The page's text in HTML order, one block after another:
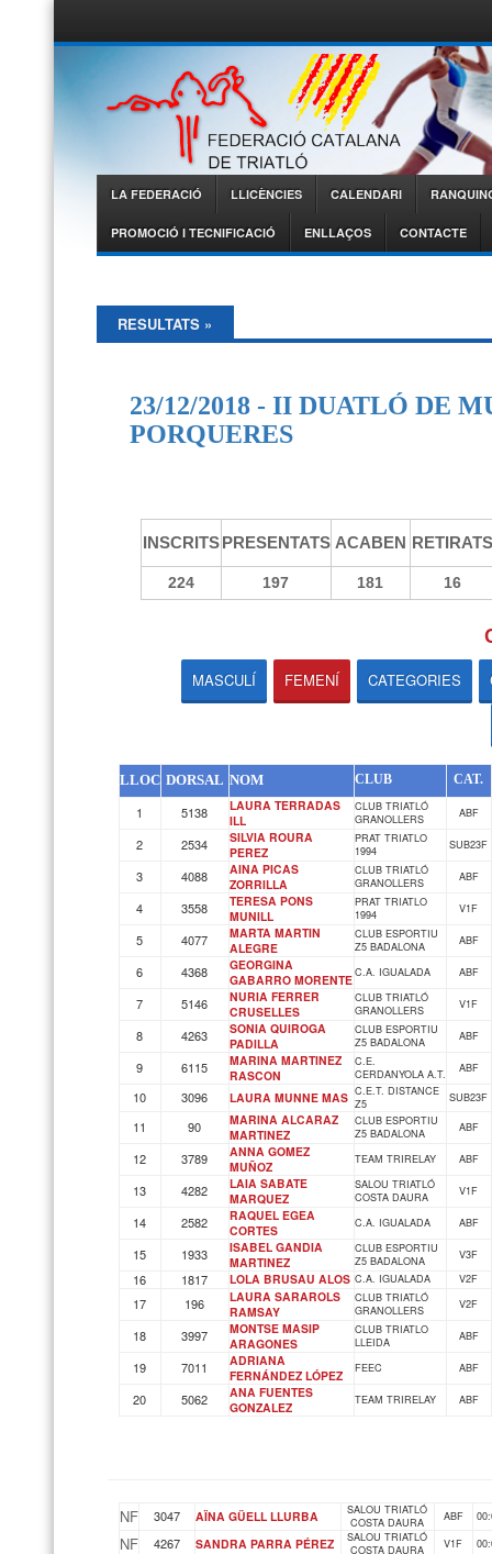
Federació
Catalana de
Triatló
Menu
LA FEDERACIÓ LLICÈNCIES CALENDARI
PROMOCIÓ I TECNIFICACIÓ ENLLAÇOS CONTACTE
RESULTATS »
23/12/2018 - II DUATLÓ DE
PORQUERES
INSCRITS PRESENTATS ACABEN RETIRATS
224 197 181 16
MASCULÍ FEMENÍ CATEGORIES
LLOC DORSAL NOM CLUB CAT.
1 5138
LAURA TERRADAS
ILL
CLUB TRIATLÓ
GRANOLLERS
ABF
2 2534
SILVIA ROURA
PEREZ
PRAT TRIATLO
1994
SUB23F
3 4088
AINA PICAS
ZORRILLA
CLUB TRIATLÓ
GRANOLLERS
ABF
4 3558
TERESA PONS
MUNILL
PRAT TRIATLO
1994
V1F
5 4077
MARTA MARTIN
ALEGRE
CLUB ESPORTIU
Z5 BADALONA
ABF
6 4368
GEORGINA
GABARRO MORENTEC.A. IGUALADA ABF
7 5146
NURIA FERRER
CRUSELLES
CLUB TRIATLÓ
GRANOLLERS
V1F
8 4263
SONIA QUIROGA
PADILLA
CLUB ESPORTIU
Z5 BADALONA
ABF
9 6115
MARINA MARTINEZ
RASCON
C.E.
CERDANYOLA A.T.
ABF
10 3096 LAURA MUNNE MAS C.E.T. DISTANCE
Z5
SUB23F
11 90
MARINA ALCARAZ
MARTINEZ
CLUB ESPORTIU
Z5 BADALONA
ABF
12 3789
ANNA GOMEZ
MUÑOZ
TEAM TRIRELAY ABF
13 4282
LAIA SABATE
MARQUEZ
SALOU TRIATLÓ
COSTA DAURA
V1F
14 2582
RAQUEL EGEA
CORTES
C.A. IGUALADA ABF
15 1933
ISABEL GANDIA
MARTINEZ
CLUB ESPORTIU
Z5 BADALONA
V3F
16 1817 LOLA BRUSAU ALOS C.A. IGUALADA V2F
17 196
LAURA SARAROLS
RAMSAY
CLUB TRIATLÓ
GRANOLLERS
V2F
18 3997
MONTSE MASIP
ARAGONES
CLUB TRIATLO
LLEIDA
ABF
19 7011
ADRIANA
FERNÁNDEZ LÓPEZ
FEEC ABF
20 5062
ANA FUENTES
GONZALEZ
TEAM TRIRELAY ABF
NF 3047 AÏNA GÜELL LLURBA
SALOU TRIATLÓ
COSTA DAURA
ABF
NF 4267 SANDRA PARRA PÉREZ
SALOU TRIATLÓ
COSTA DAURA
V1F